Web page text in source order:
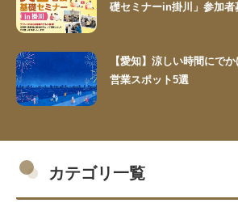
礎セミナーin掛川」参加者
【愛知】涼しい時間にで
営業スポット5選
カテゴリ一覧